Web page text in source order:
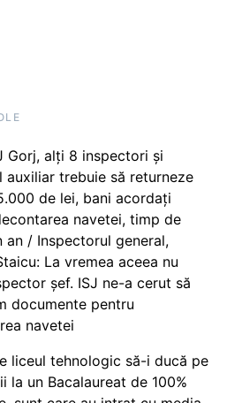
Gorj, alți 8 inspectori și
auxiliar trebuie să returneze
de lei, bani acordați
navetei, timp de
an / Inspectorul general,
La vremea aceea nu
șef. ISJ ne-a cerut să
documente pentru
navetei
liceul tehnologic să-i ducă pe
la un Bacalaureat de 100%